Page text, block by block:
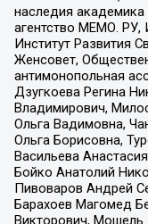
наследия
агентство МЕМО. РУ,
Институт Развития
Женсовет,
антимонопольная
Дзугкоева Регина
Владимирович,
Ольга Вадимовна,
Ольга Борисовна,
Васильева
Бойко Анатолий
Пивоваров Андрей
Барахоев Магомед